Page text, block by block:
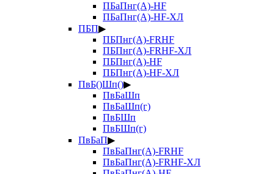
ПБаПнг(А)-HF
ПБаПнг(А)-HF-ХЛ
ПБП▶
ПБПнг(А)-FRHF
ПБПнг(А)-FRHF-ХЛ
ПБПнг(А)-HF
ПБПнг(А)-HF-ХЛ
ПвБ()Шп()▶
ПвБаШп
ПвБаШп(г)
ПвБШп
ПвБШп(г)
ПвБаП▶
ПвБаПнг(А)-FRHF
ПвБаПнг(А)-FRHF-ХЛ